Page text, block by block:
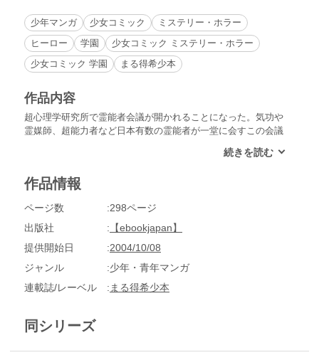
少年マンガ 少女コミック
ミステリー・ホラー
ヒーロー
学園
少女コミック ミステリー・ホラー
少女コミック 学園
まる得希少本
作品内容
超心理学研究所で霊能者会議が開かれることになった。気功や
霊媒師、超能力者など日本有数の霊能者が一堂に会すこの会議
を確認する。しかしそれを快く思わない悪霊から数々の妨害
訪ねた霊能者たち。地獄谷を舞台に魔界の悪霊と霊能者との死
作品情報
ページ数
298ページ
出版社
【ebookjapan】
提供開始日
2004/10/08
ジャンル
少年・青年マンガ
連載誌/レーベル
まる得希少本
同シリーズ